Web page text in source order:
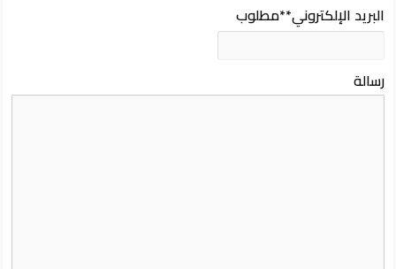
البريد الإلكتروني**مطلوب
رسالة